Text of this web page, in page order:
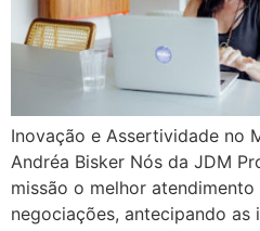
Inovação e Assertividade no
Andréa Bisker Nós da JDM
missão o melhor
negociações, antecipando as